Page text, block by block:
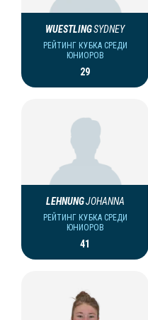
WUESTLINGSYDNEY
РЕЙТИНГ КУБКА СРЕДИ
ЮНИОРОВ
29
LEHNUNGJOHANNA
РЕЙТИНГ КУБКА СРЕДИ
ЮНИОРОВ
41